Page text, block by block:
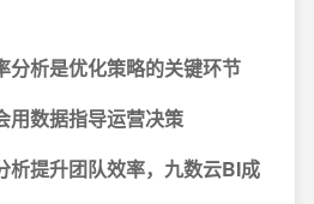
分析是优化策略的关键环节
用数据指导运营决策
析提升团队效率，九数云BI成